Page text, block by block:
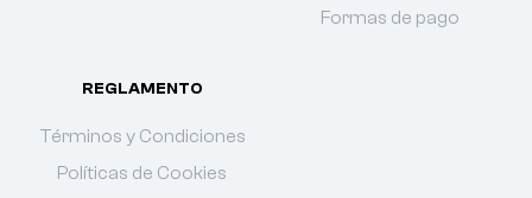
Formas de pago
REGLAMENTO
Términos y Condiciones
Políticas de Cookies